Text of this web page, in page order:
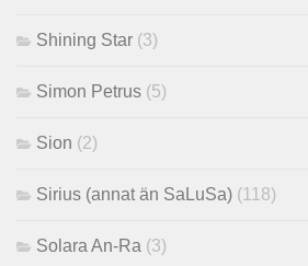
Shining Star (3)
Simon Petrus (5)
Sion (2)
Sirius (annat än SaLuSa) (118)
Solara An-Ra (3)